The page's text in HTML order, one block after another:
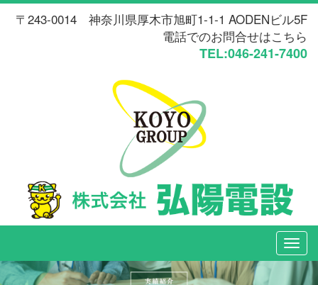
〒243-0014 神奈川県厚木市旭町1-1-1 AODENビル5F
電話でのお問合せはこちら
TEL:046-241-7400